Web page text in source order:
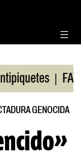
| FATE
GENOCIDA